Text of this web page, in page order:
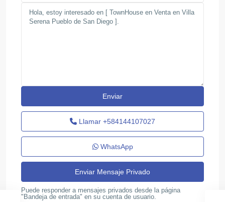
Llamar +584144107027
WhatsApp
Puede responder a mensajes privados desde la página
"Bandeja de entrada" en su cuenta de usuario.
de